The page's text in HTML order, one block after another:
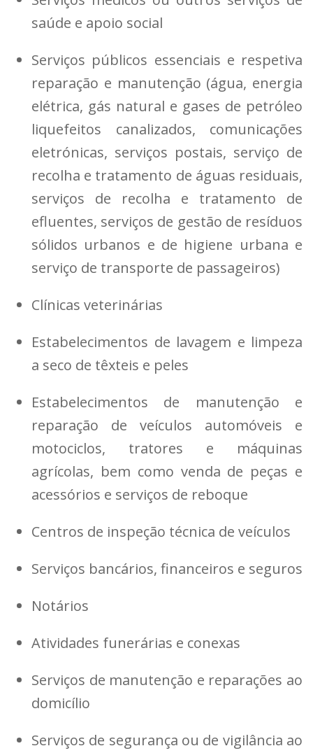
saúde e apoio social
Serviços públicos essenciais e respetiva
reparação e manutenção (água, energia
elétrica, gás natural e gases de petróleo
liquefeitos canalizados, comunicações
eletrónicas, serviços postais, serviço de
recolha e tratamento de águas residuais,
serviços de recolha e tratamento de
efluentes, serviços de gestão de resíduos
sólidos urbanos e de higiene urbana e
serviço de transporte de passageiros)
Clínicas veterinárias
Estabelecimentos de lavagem e limpeza
a seco de têxteis e peles
Estabelecimentos de manutenção e
reparação de veículos automóveis e
motociclos, tratores e máquinas
agrícolas, bem como venda de peças e
acessórios e serviços de reboque
Centros de inspeção técnica de veículos
Serviços bancários, financeiros e seguros
Notários
Atividades funerárias e conexas
Serviços de manutenção e reparações ao
domicílio
Serviços de segurança ou de vigilância ao